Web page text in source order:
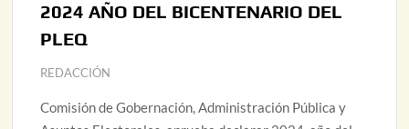
2024 AÑO DEL BICENTENARIO DEL
PLEQ
REDACCIÓN
Comisión de Gobernación, Administración Pública y